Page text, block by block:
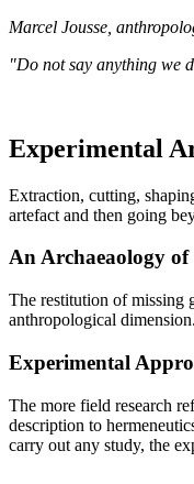
Marcel Jousse,
"Do not say anything we
Experimental
Extraction, cutting,
artefact and then going
An Archaeaology of
The restitution of missing
anthropological dimension.
Experimental
The more field research
description to
carry out any study, the